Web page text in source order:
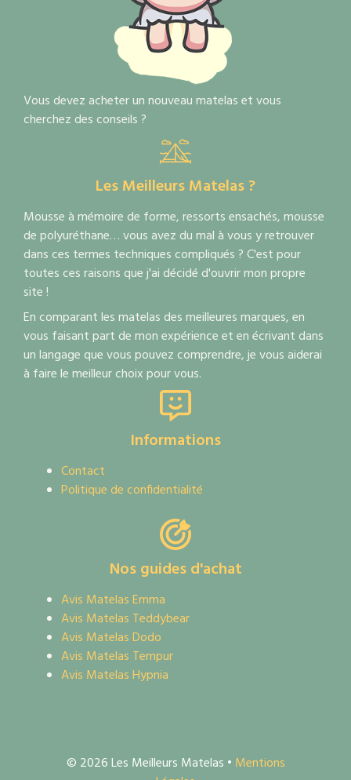
Vous devez acheter un nouveau matelas et vous
cherchez des conseils ?
Les Meilleurs Matelas ?
Mousse à mémoire de forme, ressorts ensachés, mousse
de polyuréthane… vous avez du mal à vous y retrouver
dans ces termes techniques compliqués ? C'est pour
toutes ces raisons que j'ai décidé d'ouvrir mon propre
site !
En comparant les matelas des meilleures marques, en
vous faisant part de mon expérience et en écrivant dans
un langage que vous pouvez comprendre, je vous aiderai
à faire le meilleur choix pour vous.
Informations
Contact
Politique de confidentialité
Nos guides d'achat
Avis Matelas Emma
Avis Matelas Teddybear
Avis Matelas Dodo
Avis Matelas Tempur
Avis Matelas Hypnia
© 2026 Les Meilleurs Matelas • Mentions